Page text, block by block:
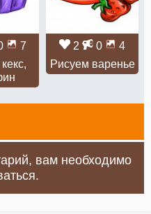
7
2 0
4
Рисуем варенье
вам необходимо